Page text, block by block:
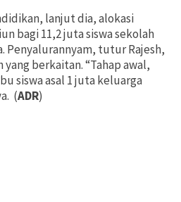
lanjut dia, alokasi
bagi 11,2 juta siswa sekolah
Penyalurannyam, tutur Rajesh,
berkaitan. “Tahap awal,
siswa asal 1 juta keluarga
(ADR)